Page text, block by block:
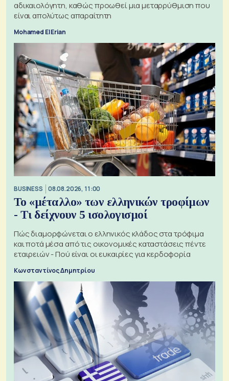
αδικαιολόγητη, καθώς προωθεί μια μεταρρύθμιση που
είναι απολύτως απαραίτητη
Mohamed El Erian
BUSINESS 08.08.2026, 11:00
Το «μέταλλο» των ελληνικών τροφίμων
- Τι δείχνουν 5 ισολογισμοί
Πώς διαμορφώνεται ο ελληνικός κλάδος στα τρόφιμα
και ποτά μέσα από τις οικονομικές καταστάσεις πέντε
εταιρειών - Πού είναι οι ευκαιρίες για κερδοφορία
Κωνσταντίνος Δημητρίου